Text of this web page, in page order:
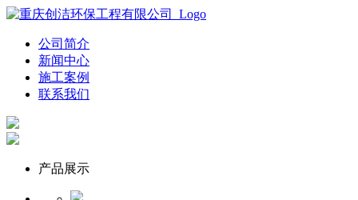
公司简介
新闻中心
施工案例
联系我们
产品展示